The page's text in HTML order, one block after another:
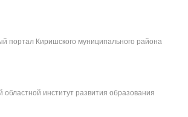
портал Киришского муниципального района
областной институт развития образования